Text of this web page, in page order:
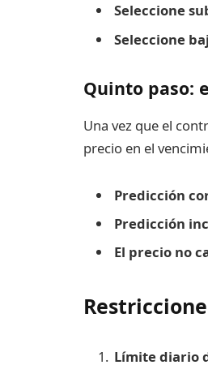
Seleccione
Seleccione
Quinto paso:
Una vez que el
precio en el
Predicción
Predicción
El precio no
Límite diario